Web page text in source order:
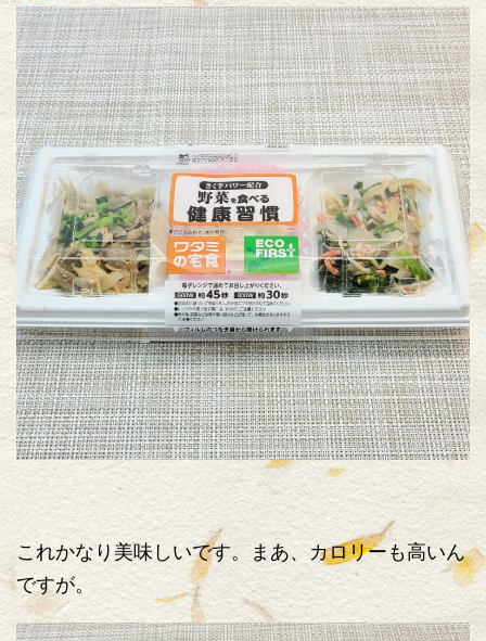
これかなり美味しいです。まあ、カロリーも高いん
ですが。